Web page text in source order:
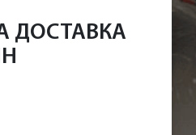
ДОСТАВКА